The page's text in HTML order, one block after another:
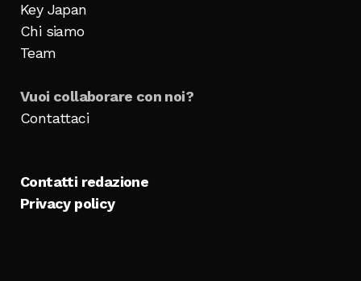
Key Japan
Chi siamo
Team
Vuoi collaborare con noi?
Contattaci
Contatti redazione
Privacy policy